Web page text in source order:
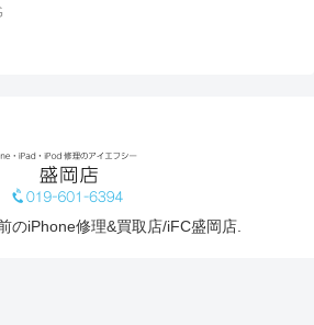
のiPhone修理&買取店/iFC盛岡店.